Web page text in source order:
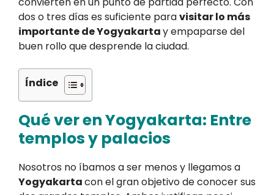
dos o tres días es suficiente paravisitar lo más
importante de Yogyakartay empaparse del
buen rollo que desprende la ciudad.
Índice
Qué ver en Yogyakarta: Entre
templos y palacios
Nosotros no íbamos a ser menos y llegamos a
Yogyakartacon el gran objetivo de conocer sus